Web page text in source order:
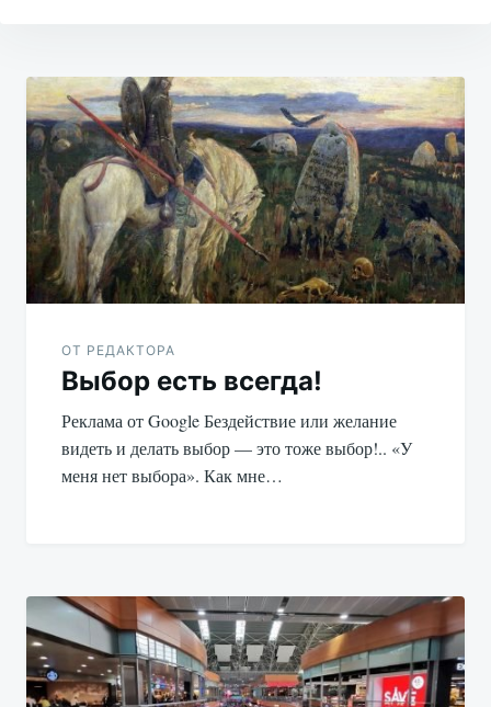
Навигация
по
записям
ОТ РЕДАКТОРА
Выбор есть всегда!
Реклама от Google Бездействие или желание
видеть и делать выбор — это тоже выбор!.. «У
меня нет выбора». Как мне…